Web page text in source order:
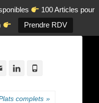
100 Articles pour
Prendre RDV
en-ligne.com
AdresseLinkedin
complets »